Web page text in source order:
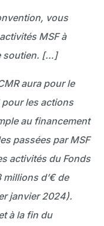
vous
MSF à
soutien. […]
aura pour le
les actions
au financement
passées par MSF
activités du Fonds
millions d’€ de
janvier 2024).
à la fin du